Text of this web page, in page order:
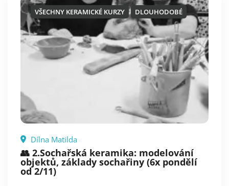
VŠECHNY KERAMICKÉ KURZY DLOUHODOBÉ
Dílna Matilda
👥 2.Sochařská keramika: modelování
objektů, základy sochařiny (6x pondělí
od 2/11)